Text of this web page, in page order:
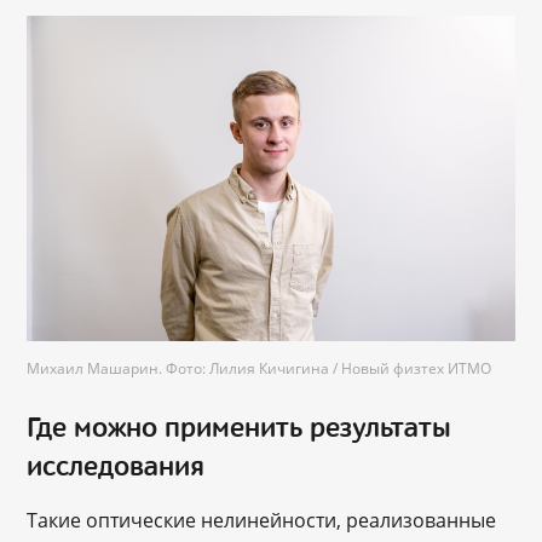
Михаил Машарин. Фото: Лилия Кичигина / Новый физтех ИТМО
Где можно применить результаты
исследования
Такие оптические нелинейности, реализованные